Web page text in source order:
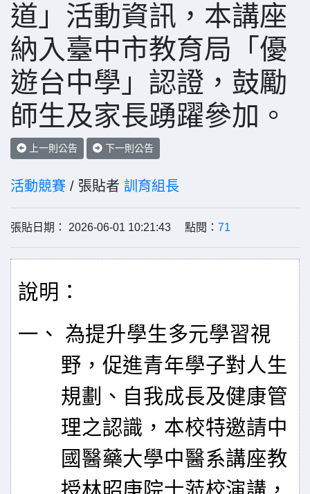
道」活動資訊，本講座
納入臺中市教育局「優
遊台中學」認證，鼓勵
師生及家長踴躍參加。
上一則公告 下一則公告
活動競賽 / 張貼者 訓育組長
張貼日期： 2026-06-01 10:21:43 點閱： 71
說明：
一、 為提升學生多元學習視
野，促進青年學子對人生
規劃、自我成長及健康管
理之認識，本校特邀請中
國醫藥大學中醫系講座教